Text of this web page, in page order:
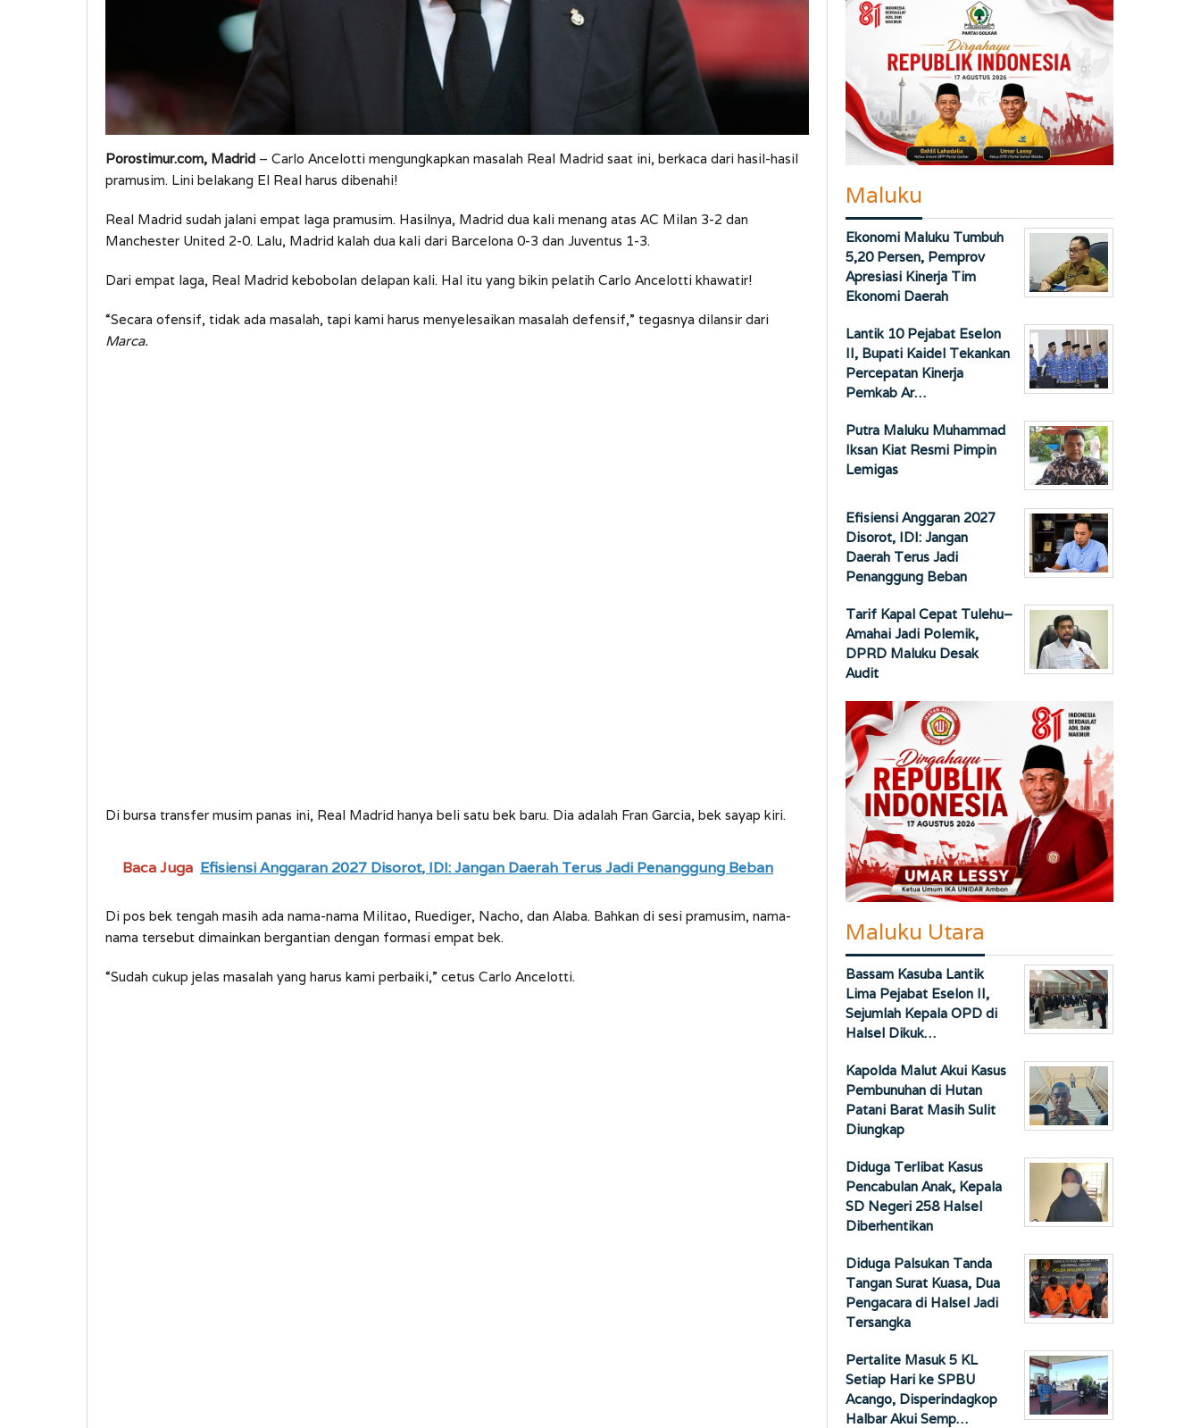
Porostimur.com, Madrid – Carlo Ancelotti mengungkapkan masalah Real Madrid saat ini, berkaca dari hasil-hasil
pramusim. Lini belakang El Real harus dibenahi!
Real Madrid sudah jalani empat laga pramusim. Hasilnya, Madrid dua kali menang atas AC Milan 3-2 dan
Manchester United 2-0. Lalu, Madrid kalah dua kali dari Barcelona 0-3 dan Juventus 1-3.
Dari empat laga, Real Madrid kebobolan delapan kali. Hal itu yang bikin pelatih Carlo Ancelotti khawatir!
“Secara ofensif, tidak ada masalah, tapi kami harus menyelesaikan masalah defensif,” tegasnya dilansir dari
Marca.
Di bursa transfer musim panas ini, Real Madrid hanya beli satu bek baru. Dia adalah Fran Garcia, bek sayap kiri.
Baca Juga Efisiensi Anggaran 2027 Disorot, IDI: Jangan Daerah Terus Jadi Penanggung Beban
Di pos bek tengah masih ada nama-nama Militao, Ruediger, Nacho, dan Alaba. Bahkan di sesi pramusim, nama-
nama tersebut dimainkan bergantian dengan formasi empat bek.
“Sudah cukup jelas masalah yang harus kami perbaiki,” cetus Carlo Ancelotti.
Maluku
Ekonomi Maluku Tumbuh
5,20 Persen, Pemprov
Apresiasi Kinerja Tim
Ekonomi Daerah
Lantik 10 Pejabat Eselon
II, Bupati Kaidel Tekankan
Percepatan Kinerja
Pemkab Ar…
Putra Maluku Muhammad
Iksan Kiat Resmi Pimpin
Lemigas
Efisiensi Anggaran 2027
Disorot, IDI: Jangan
Daerah Terus Jadi
Penanggung Beban
Tarif Kapal Cepat Tulehu–
Amahai Jadi Polemik,
DPRD Maluku Desak
Audit
Maluku Utara
Bassam Kasuba Lantik
Lima Pejabat Eselon II,
Sejumlah Kepala OPD di
Halsel Dikuk…
Kapolda Malut Akui Kasus
Pembunuhan di Hutan
Patani Barat Masih Sulit
Diungkap
Diduga Terlibat Kasus
Pencabulan Anak, Kepala
SD Negeri 258 Halsel
Diberhentikan
Diduga Palsukan Tanda
Tangan Surat Kuasa, Dua
Pengacara di Halsel Jadi
Tersangka
Pertalite Masuk 5 KL
Setiap Hari ke SPBU
Acango, Disperindagkop
Halbar Akui Semp…